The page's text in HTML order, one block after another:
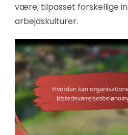
være, tilpasset forskellige
arbejdskulturer.